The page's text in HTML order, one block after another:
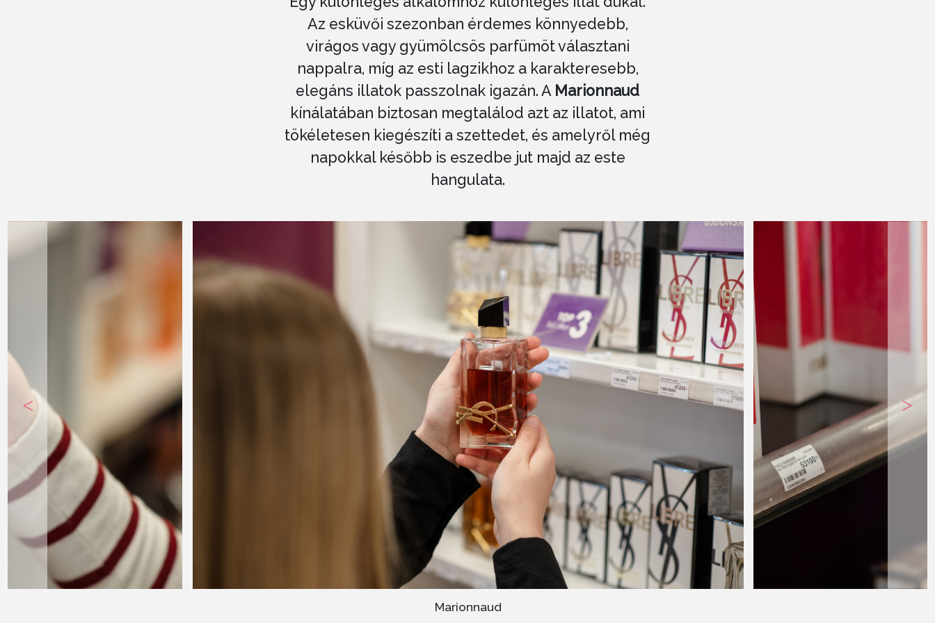
Az esküvői szezonban érdemes könnyedebb,
virágos vagy gyümölcsös parfümöt választani
nappalra, míg az esti lagzikhoz a karakteresebb,
elegáns illatok passzolnak igazán. A Marionnaud
kínálatában biztosan megtalálod azt az illatot, ami
tökéletesen kiegészíti a szettedet, és amelyről még
napokkal később is eszedbe jut majd az este
hangulata.
Marionnaud